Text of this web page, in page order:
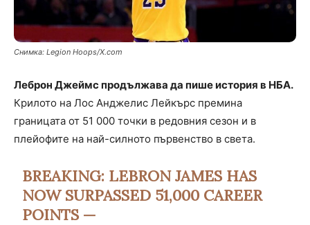
Снимка: Legion Hoops/X.com
Леброн Джеймс продължава да пише история в НБА.
Крилото на Лос Анджелис Лейкърс премина
границата от 51 000 точки в редовния сезон и в
плейофите на най-силното първенство в света.
BREAKING: LEBRON JAMES HAS
NOW SURPASSED 51,000 CAREER
POINTS —